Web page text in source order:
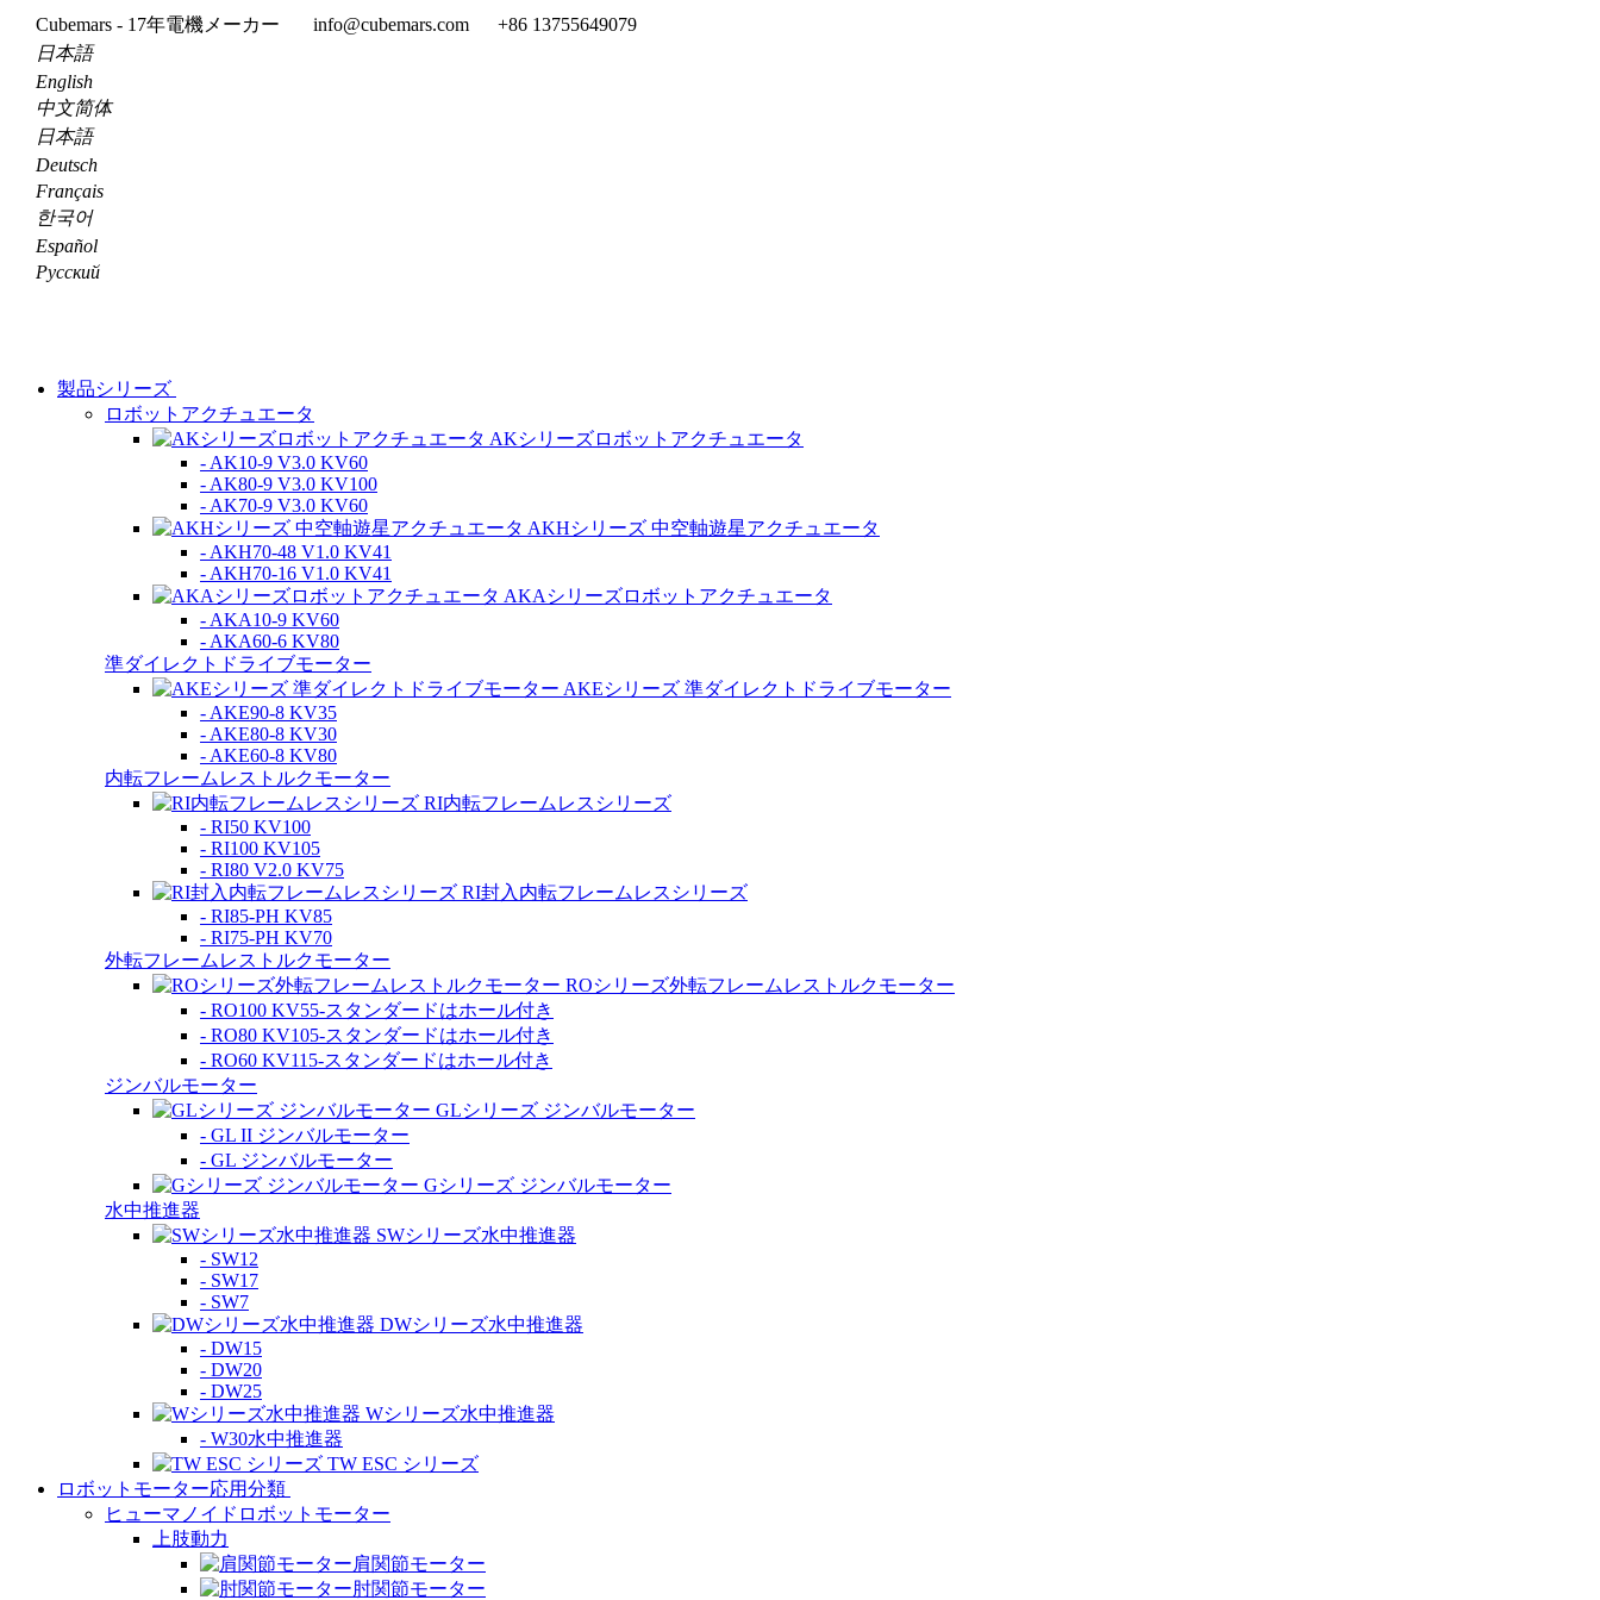
Cubemars - 17年電機メーカー info@cubemars.com
+86 13755649079
日本語
English
中文简体
日本語
Deutsch
Français
한국어
Español
Pусский
製品シリーズ
ロボットアクチュエータ
AKシリーズロボットアクチュエータ
- AK10-9 V3.0 KV60
- AK80-9 V3.0 KV100
- AK70-9 V3.0 KV60
AKHシリーズ 中空軸遊星アクチュエータ
- AKH70-48 V1.0 KV41
- AKH70-16 V1.0 KV41
AKAシリーズロボットアクチュエータ
- AKA10-9 KV60
- AKA60-6 KV80
準ダイレクトドライブモーター
AKEシリーズ 準ダイレクトドライブモーター
- AKE90-8 KV35
- AKE80-8 KV30
- AKE60-8 KV80
内転フレームレストルクモーター
RI内転フレームレスシリーズ
- RI50 KV100
- RI100 KV105
- RI80 V2.0 KV75
RI封入内転フレームレスシリーズ
- RI85-PH KV85
- RI75-PH KV70
外転フレームレストルクモーター
ROシリーズ外転フレームレストルクモーター
- RO100 KV55-スタンダードはホール付き
- RO80 KV105-スタンダードはホール付き
- RO60 KV115-スタンダードはホール付き
ジンバルモーター
GLシリーズ ジンバルモーター
- GL II ジンバルモーター
- GL ジンバルモーター
Gシリーズ ジンバルモーター
水中推進器
SWシリーズ水中推進器
- SW12
- SW17
- SW7
DWシリーズ水中推進器
- DW15
- DW20
- DW25
Wシリーズ水中推進器
- W30水中推進器
TW ESC シリーズ
ロボットモーター応用分類
ヒューマノイドロボットモーター
上肢動力
肩関節モーター
肘関節モーター